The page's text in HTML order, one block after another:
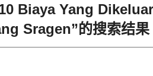
Biaya Yang
Sragen”的搜索结果